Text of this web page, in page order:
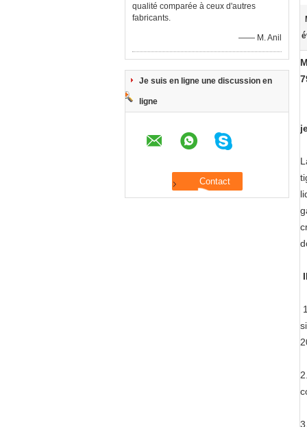
qualité comparée à ceux d'autres
fabricants.
—— M. Anil
Je suis en ligne une discussion en
ligne